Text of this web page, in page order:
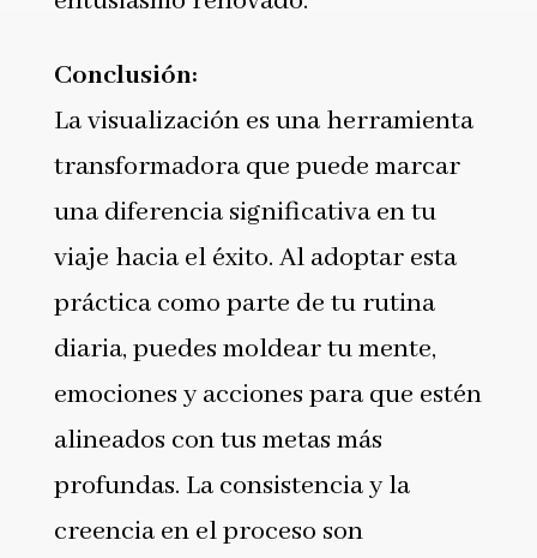
Conclusión:
La visualización es una herramienta
transformadora que puede marcar
una diferencia significativa en tu
viaje hacia el éxito. Al adoptar esta
práctica como parte de tu rutina
diaria, puedes moldear tu mente,
emociones y acciones para que estén
alineados con tus metas más
profundas. La consistencia y la
creencia en el proceso son